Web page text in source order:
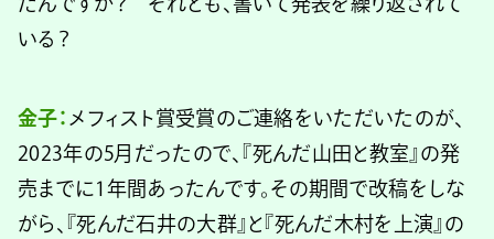
いる？
金子： メフィスト賞受賞のご連絡をいただいたのが、
2023年の5月だったので、『死んだ山田と教室』の発
売までに1年間あったんです。その期間で改稿をしな
がら、『死んだ石井の大群』と『死んだ木村を上演』の